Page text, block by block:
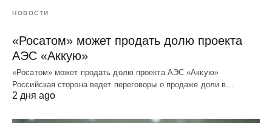
НОВОСТИ
«Росатом» может продать долю проекта
АЭС «Аккую»
«Росатом» может продать долю проекта АЭС «Аккую»
Российская сторона ведет переговоры о продаже доли в…
2 дня ago